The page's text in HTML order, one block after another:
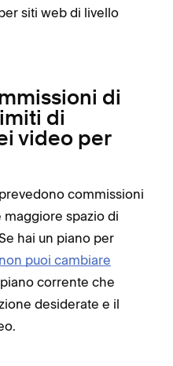
siti web di livello
di
di
video per
commissioni
maggiore spazio di
hai un piano per
non puoi cambiare
corrente che
desiderate e il